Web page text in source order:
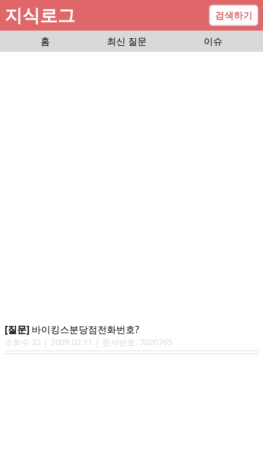
지식로그
검색하기
홈
최신 질문 이슈
[질문] 바이킹스분당점전화번호?
조회수 32 | 2009.02.11 | 문서번호: 7020765